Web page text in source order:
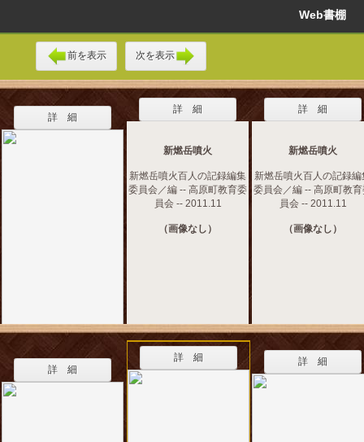
Web書棚
前を表示 次を表示
詳 細
詳 細
新燃岳噴火
新燃岳噴火百人の記録編集
委員会／編 -- 高原町教育委
員会 -- 2011.11
（画像なし）
詳 細
新燃岳噴火
新燃岳噴火百人の記録編
委員会／編 -- 高原町教
員会 -- 2011.11
（画像なし）
詳 細
詳 細 詳 細